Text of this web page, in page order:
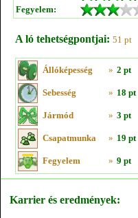
Fegyelem:
A ló tehetségpontjai: 51 pt
Állóképesség » 2 pt
Sebesség » 18 pt
Jármód » 3 pt
Csapatmunka » 19 pt
Fegyelem » 9 pt
Karrier és eredmények: